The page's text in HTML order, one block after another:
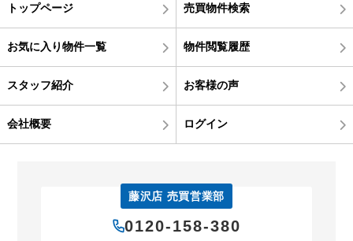
トップページ 売買物件検索
お気に入り物件一覧 物件閲覧履歴
スタッフ紹介 お客様の声
会社概要 ログイン
藤沢店 売買営業部
0120-158-380